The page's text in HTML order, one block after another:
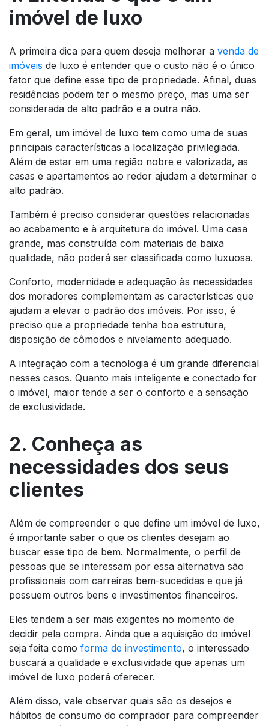
imóvel de luxo
A primeira dica para quem deseja melhorar a venda de
imóveis de luxo é entender que o custo não é o único
fator que define esse tipo de propriedade. Afinal, duas
residências podem ter o mesmo preço, mas uma ser
considerada de alto padrão e a outra não.
Em geral, um imóvel de luxo tem como uma de suas
principais características a localização privilegiada.
Além de estar em uma região nobre e valorizada, as
casas e apartamentos ao redor ajudam a determinar o
alto padrão.
Também é preciso considerar questões relacionadas
ao acabamento e à arquitetura do imóvel. Uma casa
grande, mas construída com materiais de baixa
qualidade, não poderá ser classificada como luxuosa.
Conforto, modernidade e adequação às necessidades
dos moradores complementam as características que
ajudam a elevar o padrão dos imóveis. Por isso, é
preciso que a propriedade tenha boa estrutura,
disposição de cômodos e nivelamento adequado.
A integração com a tecnologia é um grande diferencial
nesses casos. Quanto mais inteligente e conectado for
o imóvel, maior tende a ser o conforto e a sensação
de exclusividade.
2. Conheça as
necessidades dos seus
clientes
Além de compreender o que define um imóvel de luxo,
é importante saber o que os clientes desejam ao
buscar esse tipo de bem. Normalmente, o perfil de
pessoas que se interessam por essa alternativa são
profissionais com carreiras bem-sucedidas e que já
possuem outros bens e investimentos financeiros.
Eles tendem a ser mais exigentes no momento de
decidir pela compra. Ainda que a aquisição do imóvel
seja feita como forma de investimento, o interessado
buscará a qualidade e exclusividade que apenas um
imóvel de luxo poderá oferecer.
Além disso, vale observar quais são os desejos e
hábitos de consumo do comprador para compreender